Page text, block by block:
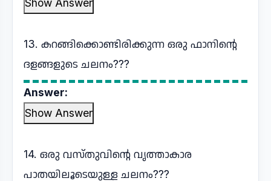
Show Answer
13. കറങ്ങിക്കൊണ്ടിരിക്കുന്ന ഒരു ഫാനിന്റെ
ദളങ്ങളുടെ ചലനം???
Answer:
Show Answer
14. ഒരു വസ്തുവിന്റെ വൃത്താകാര
പാതയിലൂടെയുള്ള ചലനം???